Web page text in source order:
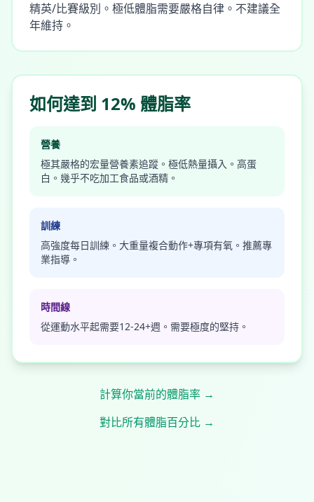
精英/比賽級別。極低體脂需要嚴格自律。不建議全
年維持。
如何達到 12% 體脂率
營養
極其嚴格的宏量營養素追蹤。極低熱量攝入。高蛋
白。幾乎不吃加工食品或酒精。
訓練
高強度每日訓練。大重量複合動作+專項有氧。推薦專
業指導。
時間線
從運動水平起需要12-24+週。需要極度的堅持。
計算你當前的體脂率 →
對比所有體脂百分比 →